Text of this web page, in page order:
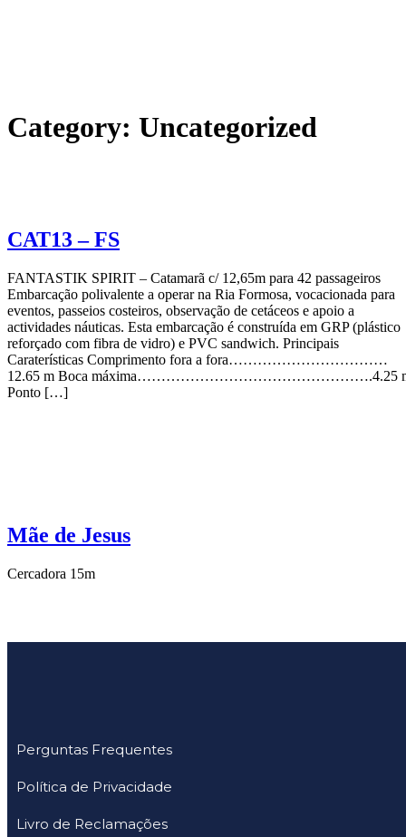
Category: Uncategorized
CAT13 – FS
FANTASTIK SPIRIT – Catamarã c/ 12,65m para 42 passageiros
Embarcação polivalente a operar na Ria Formosa, vocacionada para
eventos, passeios costeiros, observação de cetáceos e apoio a
actividades náuticas. Esta embarcação é construída em GRP (plástico
reforçado com fibra de vidro) e PVC sandwich. Principais
Caraterísticas Comprimento fora a fora……………………………
12.65 m Boca máxima………………………………………….4.25
Ponto […]
Mãe de Jesus
Cercadora 15m
Perguntas Frequentes
Política de Privacidade
Livro de Reclamações